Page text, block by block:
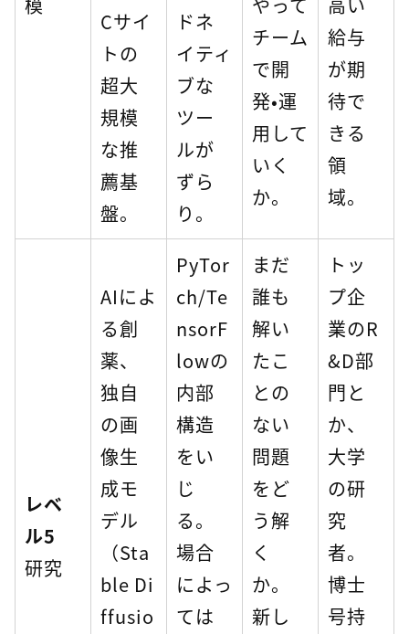
Cサイ
トの
超大
規模
な推
薦基
盤。
ドネ
イティ
ブな
ツー
ルが
ずら
り。
チーム
で開
発・運
用して
いく
か。
給与
が期
待で
きる
領
域。
レベ
ル5
研究
AIによ
る創
薬、
独自
の画
像生
成モ
デル
（Sta
ble Di
ffusio
PyTor
ch/Te
nsorF
lowの
内部
構造
をい
じ
る。
場合
によっ
ては
まだ
誰も
解い
たこ
との
ない
問題
をど
う解
く
か。
新し
トッ
プ企
業のR
&D部
門と
か、
大学
の研
究
者。
博士
号持